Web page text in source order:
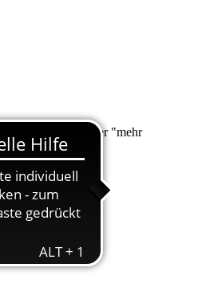
suchen. Unter "mehr